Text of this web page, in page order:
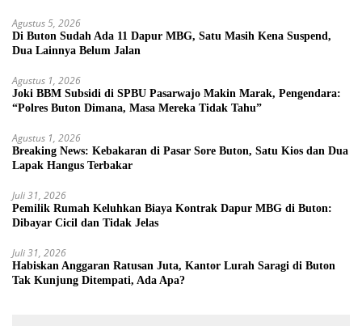
Agustus 5, 2026
Di Buton Sudah Ada 11 Dapur MBG, Satu Masih Kena Suspend,
Dua Lainnya Belum Jalan
Agustus 1, 2026
Joki BBM Subsidi di SPBU Pasarwajo Makin Marak, Pengendara:
“Polres Buton Dimana, Masa Mereka Tidak Tahu”
Agustus 1, 2026
Breaking News: Kebakaran di Pasar Sore Buton, Satu Kios dan Dua
Lapak Hangus Terbakar
Juli 31, 2026
Pemilik Rumah Keluhkan Biaya Kontrak Dapur MBG di Buton:
Dibayar Cicil dan Tidak Jelas
Juli 31, 2026
Habiskan Anggaran Ratusan Juta, Kantor Lurah Saragi di Buton
Tak Kunjung Ditempati, Ada Apa?